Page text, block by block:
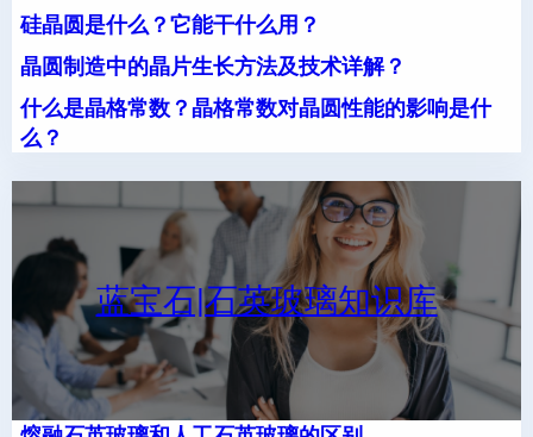
硅晶圆是什么？它能干什么用？
晶圆制造中的晶片生长方法及技术详解？
什么是晶格常数？晶格常数对晶圆性能的影响是什
么？
蓝宝石|石英玻璃知识库